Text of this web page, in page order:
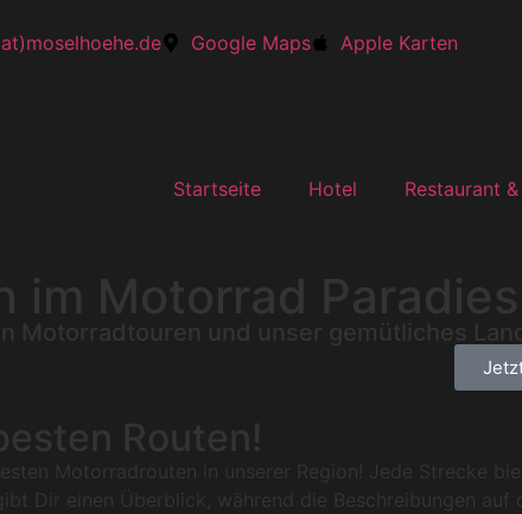
Google Maps Apple Karten
Startseite Hotel Restaurant
im Motorrad
Motorradtouren und unser gemütliches
Routen!
Motorradrouten in unserer Region! Jede Strecke
Dir einen Überblick, während die Beschreibungen